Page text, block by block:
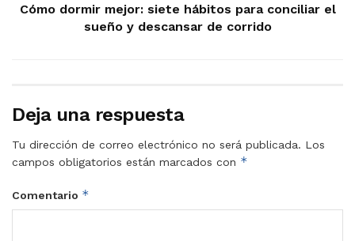
Cómo dormir mejor: siete hábitos para conciliar el
sueño y descansar de corrido
Deja una respuesta
Tu dirección de correo electrónico no será publicada. Los
campos obligatorios están marcados con *
Comentario *